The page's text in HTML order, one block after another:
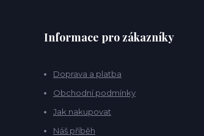
Informace pro zákazníky
Doprava a platba
Obchodní podmínky
Jak nakupovat
Náš příběh